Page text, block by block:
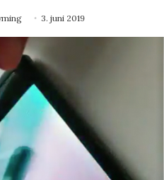
3. juni 2019